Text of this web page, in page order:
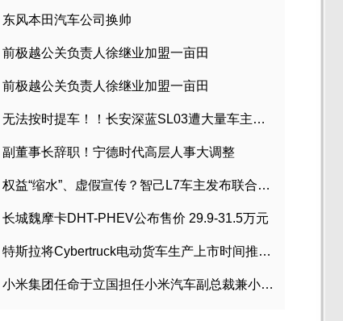
东风本田汽车公司换帅
前极越公关负责人徐继业加盟一亩田
前极越公关负责人徐继业加盟一亩田
无法按时提车！！长安深蓝SL03遭大量车主投诉
副董事长辞职！宁德时代高层人事大调整
权益“缩水”、虚假宣传？智己L7车主发布联合维权声明
长城魏摩卡DHT-PHEV公布售价 29.9-31.5万元
特斯拉将Cybertruck电动货车生产上市时间推迟到2023年初
小米集团任命于立国担任小米汽车副总裁兼小米汽车北京总部政委